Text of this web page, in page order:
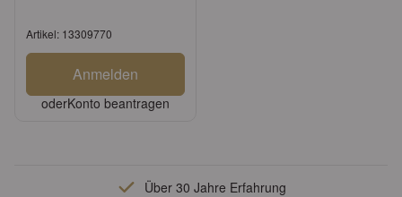
Artikel: 13309770
Anmelden
oderKonto beantragen
Über 30 Jahre Erfahrung